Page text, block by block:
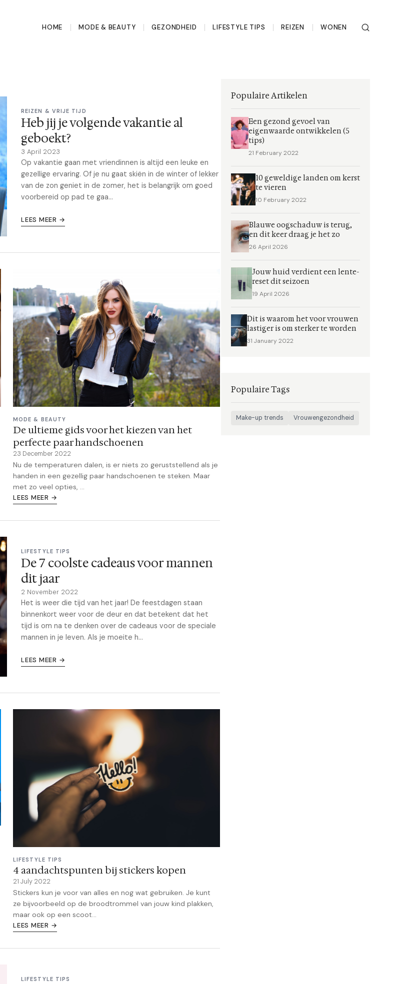
HOME MODE & BEAUTY GEZONDHEID LIFESTYLE TIPS REIZEN WONEN
REIZEN & VRIJE TIJD
Heb jij je volgende vakantie al
geboekt?
3 April 2023
Op vakantie gaan met vriendinnen is altijd een leuke en
gezellige ervaring. Of je nu gaat skiën in de winter of lekker
van de zon geniet in de zomer, het is belangrijk om goed
voorbereid op pad te gaa...
LEES MEER →
MODE & BEAUTY
De ultieme gids voor het kiezen van het
perfecte paar handschoenen
23 December 2022
Nu de temperaturen dalen, is er niets zo geruststellend als je
handen in een gezellig paar handschoenen te steken. Maar
met zo veel opties, ...
LEES MEER →
LIFESTYLE TIPS
De 7 coolste cadeaus voor mannen
dit jaar
2 November 2022
Het is weer die tijd van het jaar! De feestdagen staan
binnenkort weer voor de deur en dat betekent dat het
tijd is om na te denken over de cadeaus voor de speciale
mannen in je leven. Als je moeite h...
LEES MEER →
LIFESTYLE TIPS
4 aandachtspunten bij stickers kopen
21 July 2022
Stickers kun je voor van alles en nog wat gebruiken. Je kunt
ze bijvoorbeeld op de broodtrommel van jouw kind plakken,
maar ook op een scoot...
LEES MEER →
LIFESTYLE TIPS
Populaire Artikelen
Een gezond gevoel van
eigenwaarde ontwikkelen (5
tips)
21 February 2022
10 geweldige landen om kerst
te vieren
10 February 2022
Blauwe oogschaduw is terug,
en dit keer draag je het zo
26 April 2026
Jouw huid verdient een lente-
reset dit seizoen
19 April 2026
Dit is waarom het voor vrouwen
lastiger is om sterker te worden
31 January 2022
Populaire Tags
Make-up trends Vrouwengezondheid